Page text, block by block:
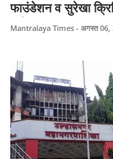
फाउंडेशन व सुरेखा
हॉस्पिटल का संयुक्त
Mantralaya Times - अगस्त 06,